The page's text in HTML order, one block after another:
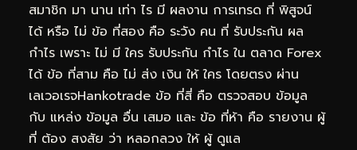
สมาชิก มา นาน เท่า ไร มี ผลงาน การเทรด ที่ พิสูจน์
ได้ หรือ ไม่ ข้อ ที่สอง คือ ระวัง คน ที่ รับประกัน ผล
กำไร เพราะ ไม่ มี ใคร รับประกัน กำไร ใน ตลาด Forex
ได้ ข้อ ที่สาม คือ ไม่ ส่ง เงิน ให้ ใคร โดยตรง ผ่าน
เลเวอเรจHankotrade ข้อ ที่สี่ คือ ตรวจสอบ ข้อมูล
กับ แหล่ง ข้อมูล อื่น เสมอ และ ข้อ ที่ห้า คือ รายงาน ผู้
ที่ ต้อง สงสัย ว่า หลอกลวง ให้ ผู้ ดูแล